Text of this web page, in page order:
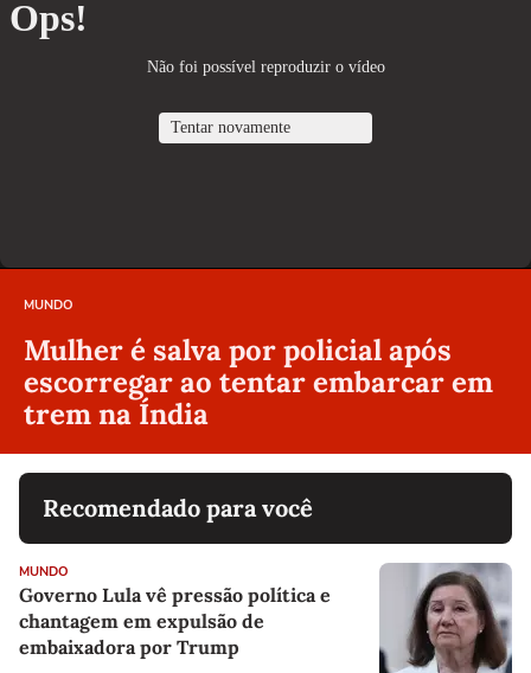
MUNDO
Mulher é salva por policial após
escorregar ao tentar embarcar em
trem na Índia
Recomendado para você
MUNDO
Governo Lula vê pressão política e
chantagem em expulsão de
embaixadora por Trump